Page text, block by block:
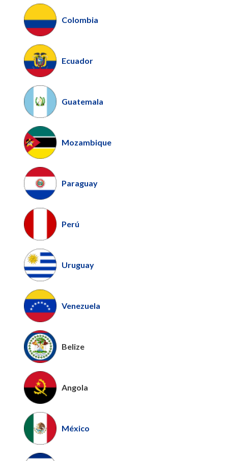
Colombia
Ecuador
Guatemala
Mozambique
Paraguay
Perú
Uruguay
Venezuela
Belize
Angola
México